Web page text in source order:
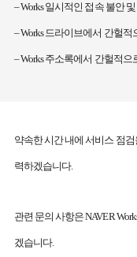
– Works 일시적인 접속 불안
– Works 드라이브에서 간헐
– Works 주소록에서 간헐적
약속한 시간 내에 서비스 점
력하겠습니다.
관련 문의 사항은 NAVER
겠습니다.